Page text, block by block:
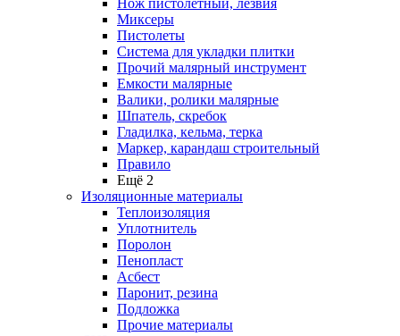
Нож пистолетный, лезвия
Миксеры
Пистолеты
Система для укладки плитки
Прочий малярный инструмент
Емкости малярные
Валики, ролики малярные
Шпатель, скребок
Гладилка, кельма, терка
Маркер, карандаш строительный
Правило
Ещё 2
Изоляционные материалы
Теплоизоляция
Уплотнитель
Поролон
Пенопласт
Асбест
Паронит, резина
Подложка
Прочие материалы